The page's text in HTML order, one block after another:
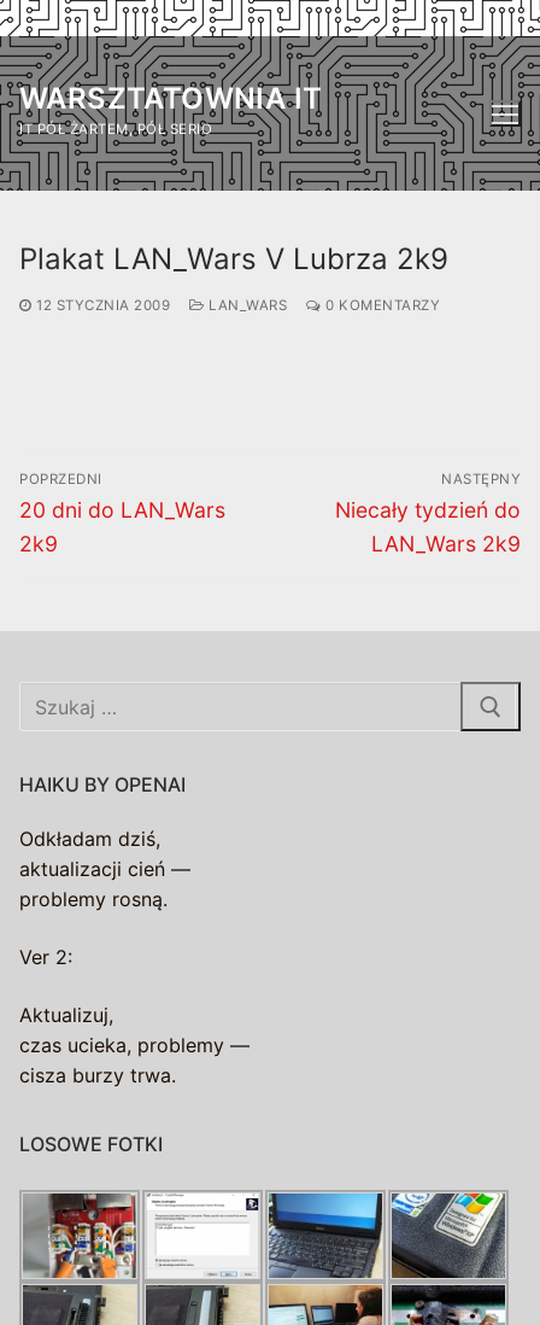
Przejdź
do
treści
WARSZTATOWNIA IT
IT PÓŁ ŻARTEM, PÓŁ SERIO
Plakat LAN_Wars V Lubrza 2k9
12 STYCZNIA 2009 LAN_WARS 0 KOMENTARZY
Nawigacja
wpisu
POPRZEDNI
Poprzedni
wpis:
20 dni do LAN_Wars
2k9
NASTĘPNY
Następny
wpis:
Niecały tydzień do
LAN_Wars 2k9
Szukaj:
HAIKU BY OPENAI
Odkładam dziś,
aktualizacji cień —
problemy rosną.
Ver 2:
Aktualizuj,
czas ucieka, problemy —
cisza burzy trwa.
LOSOWE FOTKI